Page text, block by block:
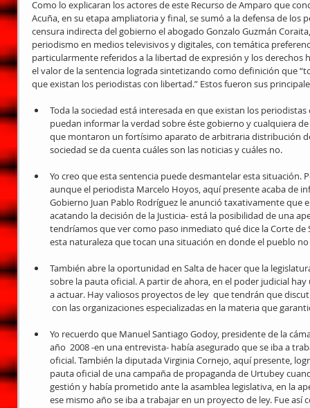
Como lo explicaran los actores de este Recurso de Amparo que
Acuña, en su etapa ampliatoria y final, se sumó a la defensa de los
censura indirecta del gobierno el abogado Gonzalo Guzmán
periodismo en medios televisivos y digitales, con temática
particularmente referidos a la libertad de expresión y los
el valor de la sentencia lograda sintetizando como definición que
que existan los periodistas con libertad.” Estos fueron sus
Toda la sociedad está interesada en que existan los
puedan informar la verdad sobre éste gobierno y cualquiera
que montaron un fortísimo aparato de arbitraria distribución
sociedad se da cuenta cuáles son las noticias y cuáles no.
Yo creo que esta sentencia puede desmantelar esta situación.
aunque el periodista Marcelo Hoyos, aquí presente acaba de
Gobierno Juan Pablo Rodríguez le anunció taxativamente que
acatando la decisión de la Justicia- está la posibilidad de una
tendríamos que ver como paso inmediato qué dice la Corte
esta naturaleza que tocan una situación en donde el pueblo
También abre la oportunidad en Salta de hacer que la
sobre la pauta oficial. A partir de ahora, en el poder judicial
a actuar. Hay valiosos proyectos de ley  que tendrán que
con las organizaciones especializadas en la materia que
Yo recuerdo que Manuel Santiago Godoy, presidente de la
año  2008 -en una entrevista- había asegurado que se iba a
oficial. También la diputada Virginia Cornejo, aquí presente,
pauta oficial de una campaña de propaganda de Urtubey
gestión y había prometido ante la asamblea legislativa, en la
ese mismo año se iba a trabajar en un proyecto de ley. Fue